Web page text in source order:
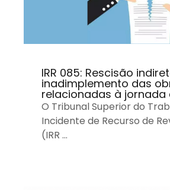
IRR 085: Rescisão
inadimplemento das
relacionadas à jornada
O Tribunal Superior do
Incidente de Recurso de
(IRR …